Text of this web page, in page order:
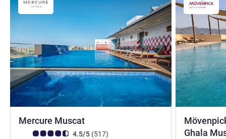
Mercure Muscat
Примечание: отзывы клиентов (Рейтинг ALL)
4.5/5 (517Отзывов
)
Ghala